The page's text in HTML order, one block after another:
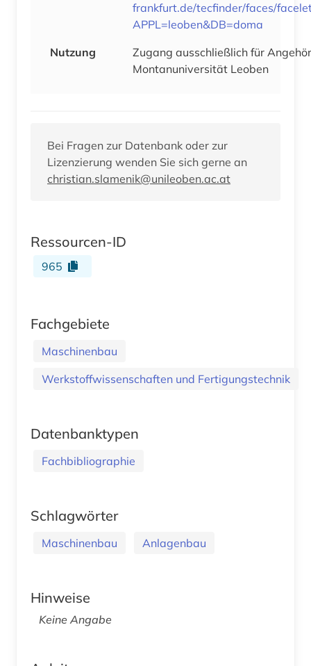
frankfurt.de/tecfinder/faces/
APPL=leoben&DB=doma
Nutzung
Zugang ausschließlich für
Montanuniversität Leoben
Bei Fragen zur Datenbank oder zur
Lizenzierung wenden Sie sich gerne an
christian.slamenik@unileoben.ac.at
Ressourcen-ID
965
Fachgebiete
Maschinenbau
Werkstoffwissenschaften und Fertigungstechnik
Datenbanktypen
Fachbibliographie
Schlagwörter
Maschinenbau Anlagenbau
Hinweise
Keine Angabe